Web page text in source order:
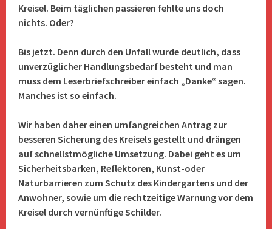
Kreisel. Beim täglichen passieren fehlte uns doch
nichts. Oder?
Bis jetzt. Denn durch den Unfall wurde deutlich, dass
unverzüglicher Handlungsbedarf besteht und man
muss dem Leserbriefschreiber einfach „Danke“ sagen.
Manches ist so einfach.
Wir haben daher einen umfangreichen Antrag zur
besseren Sicherung des Kreisels gestellt und drängen
auf schnellstmögliche Umsetzung. Dabei geht es um
Sicherheitsbarken, Reflektoren, Kunst-oder
Naturbarrieren zum Schutz des Kindergartens und der
Anwohner, sowie um die rechtzeitige Warnung vor dem
Kreisel durch vernünftige Schilder.